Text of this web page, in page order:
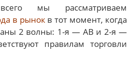
мы рассматриваем
в рынокв тот момент, когда
2 волны: 1-я — AB и 2-я —
правилам торговли